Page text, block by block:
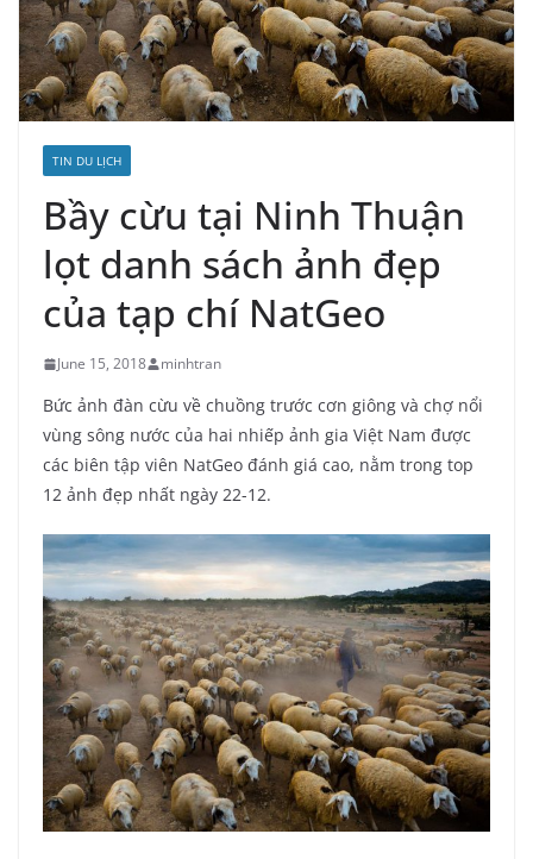
TIN DU LỊCH
Bầy cừu tại Ninh Thuận
lọt danh sách ảnh đẹp
của tạp chí NatGeo
June 15, 2018 minhtran
Bức ảnh đàn cừu về chuồng trước cơn giông và chợ nổi
vùng sông nước của hai nhiếp ảnh gia Việt Nam được
các biên tập viên NatGeo đánh giá cao, nằm trong top
12 ảnh đẹp nhất ngày 22-12.